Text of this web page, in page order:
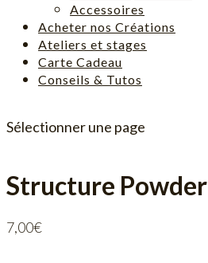
Accessoires
Acheter nos Créations
Ateliers et stages
Carte Cadeau
Conseils & Tutos
Sélectionner une page
Structure Powder
7,00€